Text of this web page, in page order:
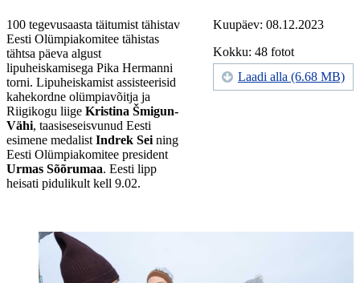
Kuupäev: 08.12.2023
Kokku: 48 fotot
Laadi alla (6.68 MB)
100 tegevusaasta täitumist tähistav
Eesti Olümpiakomitee tähistas
tähtsa päeva algust
lipuheiskamisega Pika Hermanni
torni. Lipuheiskamist assisteerisid
kahekordne olümpiavõitja ja
Riigikogu liige Kristina Šmigun-
Vähi, taasiseseisvunud Eesti
esimene medalist Indrek Sei ning
Eesti Olümpiakomitee president
Urmas Sõõrumaa. Eesti lipp
heisati pidulikult kell 9.02.